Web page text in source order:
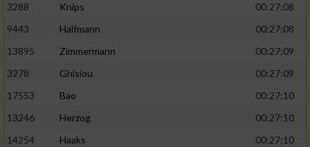
3288
Knips
00:27:08
9443
Halfmann
00:27:08
13895
Zimmermann
00:27:09
3278
Ghisiou
00:27:09
17553
Bao
00:27:10
13246
Herzog
00:27:10
14254
Haaks
00:27:10